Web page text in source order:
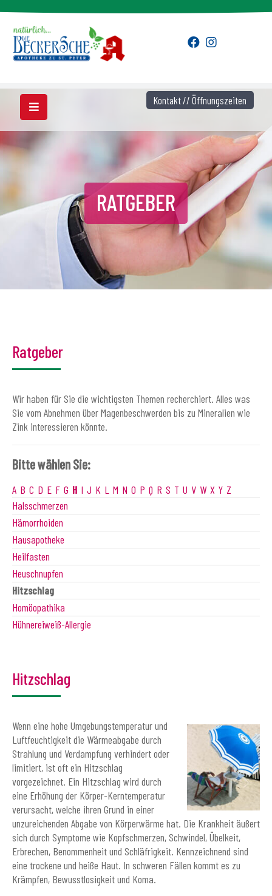
RATGEBER
Ratgeber
Wir haben für Sie die wichtigsten Themen recherchiert. Alles was
Sie vom Abnehmen über Magenbeschwerden bis zu Mineralien wie
Zink interessieren könnte.
Bitte wählen Sie:
A B C D E F G H I J K L M N O P Q R S T U V W X Y Z
Halsschmerzen
Hämorrhoiden
Hausapotheke
Heilfasten
Heuschnupfen
Hitzschlag
Homöopathika
Hühnereiweiß-Allergie
Hitzschlag
Wenn eine hohe Umgebungstemperatur und
Luftfeuchtigkeit die Wärmeabgabe durch
Strahlung und Verdampfung verhindert oder
limitiert, ist oft ein Hitzschlag
vorgezeichnet. Ein Hitzschlag wird durch
eine Erhöhung der Körper-Kerntemperatur
verursacht, welche ihren Grund in einer
unzureichenden Abgabe von Körperwärme hat. Die Krankheit äußert
sich durch Symptome wie Kopfschmerzen, Schwindel, Übelkeit,
Erbrechen, Benommenheit und Schläfrigkeit. Kennzeichnend sind
eine trockene und heiße Haut. In schweren Fällen kommt es zu
Krämpfen, Bewusstlosigkeit und Koma.
Kontakt // Öffnungszeiten